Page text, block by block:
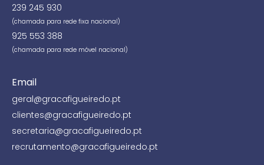
239 245 930
(chamada para rede fixa nacional)
925 553 388
(chamada para rede móvel nacional)
Email
geral@gracafigueiredo.pt
clientes@gracafigueiredo.pt
secretaria@gracafigueiredo.pt
recrutamento@gracafigueiredo.pt